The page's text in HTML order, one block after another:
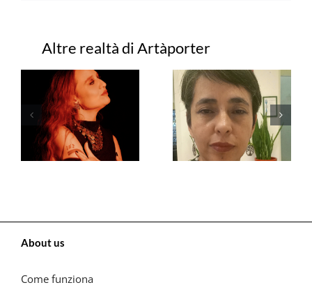
Progetti correlati
About us
Come funziona